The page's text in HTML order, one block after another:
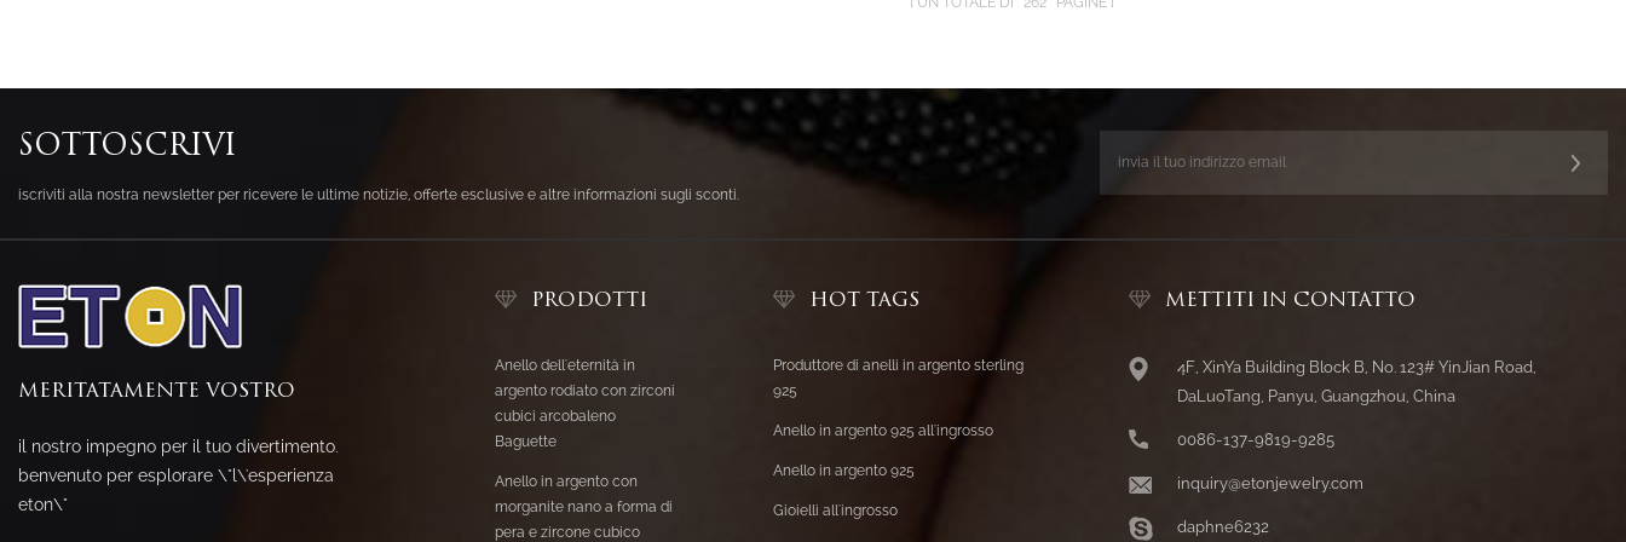
SOTTOSCRIVI
iscriviti alla nostra newsletter per ricevere le ultime notizie, offerte esclusive e altre informazioni sugli sconti.
PRODOTTI
Anello dell'eternità in
argento rodiato con zirconi
cubici arcobaleno
Baguette
Anello in argento con
morganite nano a forma di
pera e zircone cubico
HOT TAGS
Produttore di anelli in argento sterling
925
Anello in argento 925 all'ingrosso
Anello in argento 925
Gioielli all'ingrosso
METTITI IN CONTATTO
4F, XinYa Building Block B, No. 123# YinJian Road,
DaLuoTang, Panyu, Guangzhou, China
0086-137-9819-9285
inquiry@etonjewelry.com
daphne6232
MERITATAMENTE VOSTRO
il nostro impegno per il tuo divertimento.
benvenuto per esplorare \"l\'esperienza
eton\"